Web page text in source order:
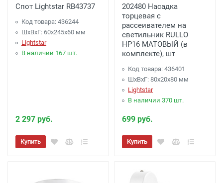
Спот Lightstar RB43737
Код товара: 436244
ШхВхГ: 60x245x60 мм
Lightstar
В наличии 167 шт.
2 297 руб.
Купить
202480 Насадка
торцевая с
рассеивателем на
светильник RULLO
HP16 МАТОВЫЙ (в
комплекте), шт
Код товара: 436401
ШхВхГ: 80x20x80 мм
Lightstar
В наличии 370 шт.
699 руб.
Купить